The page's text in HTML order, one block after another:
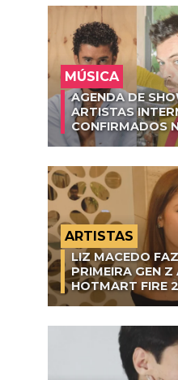
MÚSICA
AGENDA DE
ARTISTAS
CONFIRMADOS
ARTISTAS
LIZ MACEDO
PRIMEIRA GEN
HOTMART FIRE